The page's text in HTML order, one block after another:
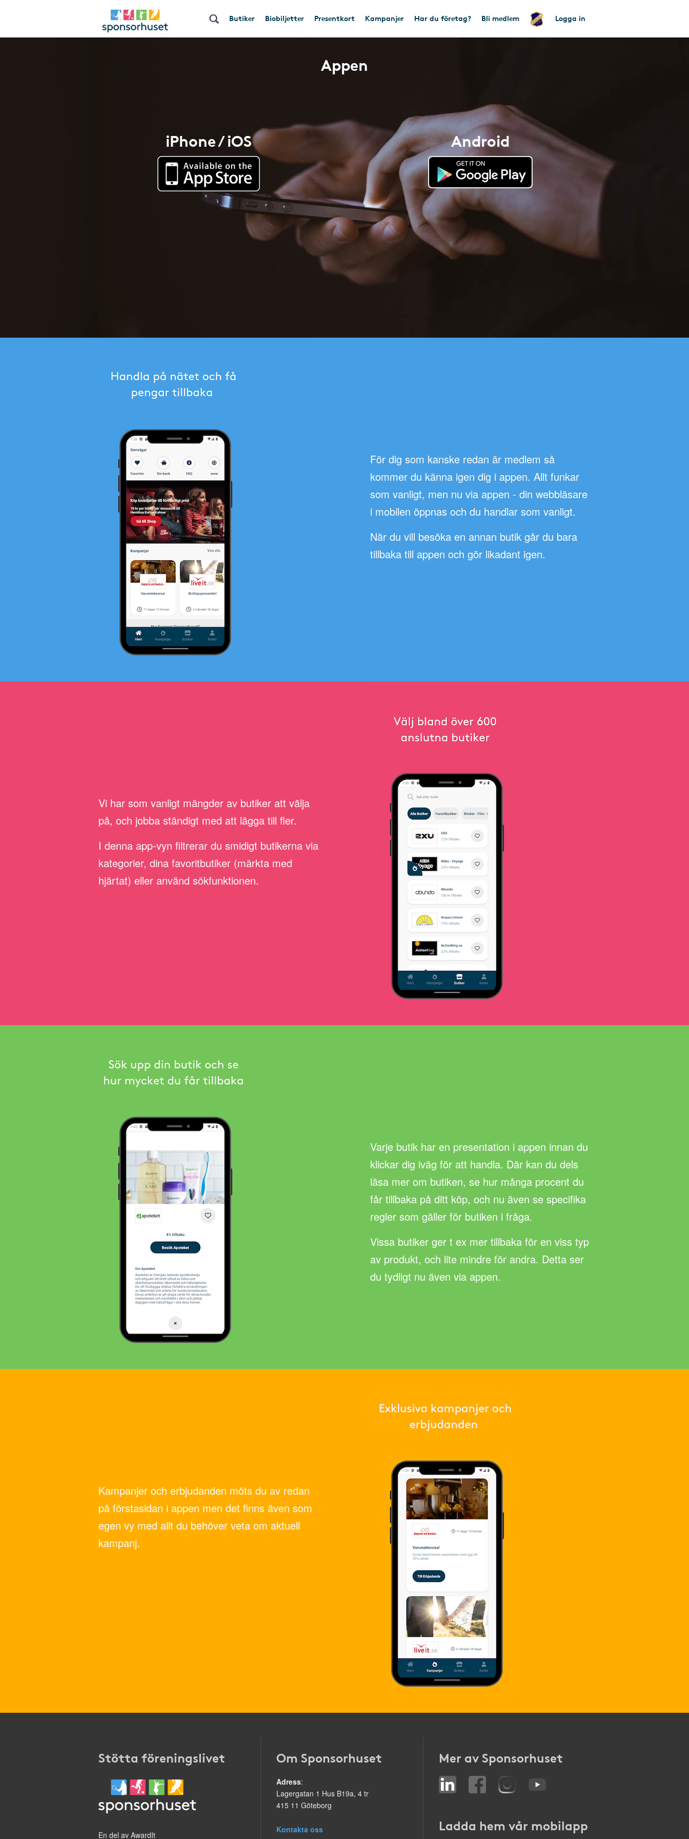
Butiker Biobiljetter Presentkort Kampanjer Har du företag? Bli medlem Logga in
Appen
iPhone / iOS Android
För dig som kanske redan är medlem så
kommer du känna igen dig i appen. Allt funkar
som vanligt, men nu via appen - din webbläsare
i mobilen öppnas och du handlar som vanligt.
När du vill besöka en annan butik går du bara
tillbaka till appen och gör likadant igen.
Vi har som vanligt mängder av butiker att välja
på, och jobba ständigt med att lägga till fler.
I denna app-vyn filtrerar du smidigt butikerna via
kategorier, dina favoritbutiker (märkta med
hjärtat) eller använd sökfunktionen.
Varje butik har en presentation i appen innan du
klickar dig iväg för att handla. Där kan du dels
läsa mer om butiken, se hur många procent du
får tillbaka på ditt köp, och nu även se specifika
regler som gäller för butiken i fråga.
Vissa butiker ger t ex mer tillbaka för en viss typ
av produkt, och lite mindre för andra. Detta ser
du tydligt nu även via appen.
Kampanjer och erbjudanden möts du av redan
på förstasidan i appen men det finns även som
egen vy med allt du behöver veta om aktuell
kampanj.
Stötta föreningslivet
En del av AwardIt
Om Sponsorhuset
Adress:
Lagergatan 1 Hus B19a, 4 tr
415 11 Göteborg
Kontakta oss
Mer av Sponsorhuset
Ladda hem vår mobilapp